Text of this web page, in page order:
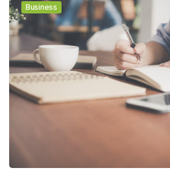
Business